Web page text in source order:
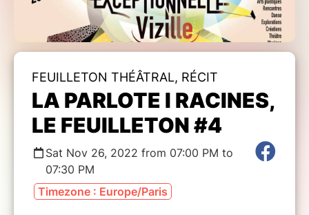
FEUILLETON THÉÂTRAL, RÉCIT
LA PARLOTE I RACINES,
LE FEUILLETON #4
Sat Nov 26, 2022 from 07:00 PM to
07:30 PM
Timezone : Europe/Paris